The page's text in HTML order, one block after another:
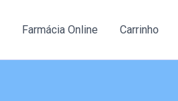
Farmácia Online Carrinho